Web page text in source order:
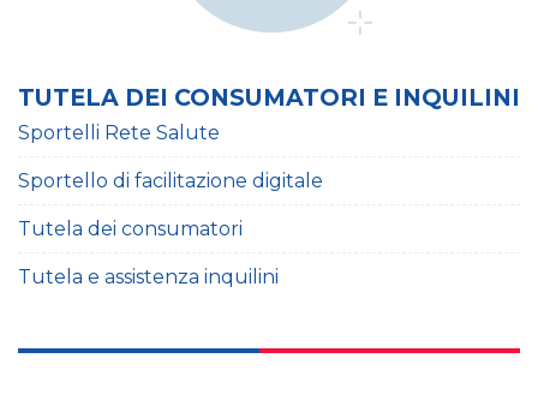
TUTELA DEI CONSUMATORI E INQUILINI
Sportelli Rete Salute
Sportello di facilitazione digitale
Tutela dei consumatori
Tutela e assistenza inquilini